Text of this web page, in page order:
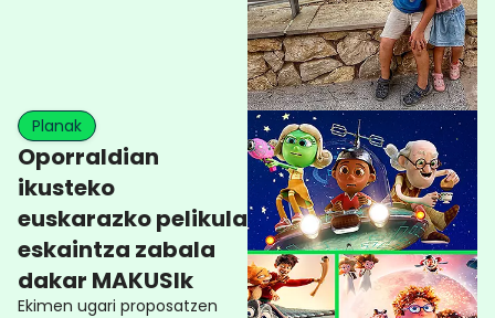
Planak
Oporraldian
ikusteko
euskarazko pelikula
eskaintza zabala
dakar MAKUSIk
Ekimen ugari proposatzen